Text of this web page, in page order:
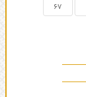
67